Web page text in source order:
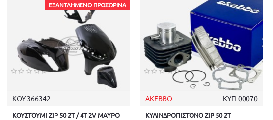
ΕΞΑΝΤΛΗΜΈΝΟ ΠΡΟΣΩΡΙΝΆ
ΚΟΥ-366342
ΚΟΥΣΤΟΥΜΙ ZIP 50 2T / 4T 2V ΜΑΥΡΟ
AKEBBO ΚΥΠ-00070
ΚΥΛΙΝΔΡΟΠΙΣΤΟΝΟ ZIP 50 2T